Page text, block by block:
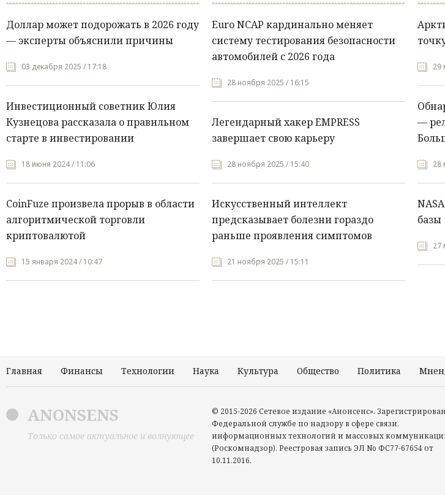
Доллар может подорожать в 2026 году
— эксперты объяснили причины
03 декабря 2025 / 17:18
Инвестиционный советник Юлия
Кузнецова рассказала о правильном
старте в инвестировании
18 июня 2024 / 11:06
CoinFuze произвела прорыв в области
алгоритмической торговли
криптовалютой
15 января 2024 / 10:47
Euro NCAP кардинально меняет
систему тестирования безопасности
автомобилей с 2026 года
28 ноября 2025 / 16:15
Легендарный хакер EMPRESS
завершает свою карьеру
28 ноября 2025 / 15:40
Искусственный интеллект
предсказывает болезни гораздо
раньше проявления симптомов
21 ноября 2025 / 15:11
29
—
28
базы
27
Главная Финансы Технологии Наука Культура Общество Политика
ANONSENS
Только самое актуальное и волнующее
© 2015-2026 Сетевое издание «Анонсенс».
Федеральной службе по надзору в сфере связи,
информационных технологий и массовых
(Роскомнадзор). Реестровая запись ЭЛ No ФС77-67654 от
10.11.2016.